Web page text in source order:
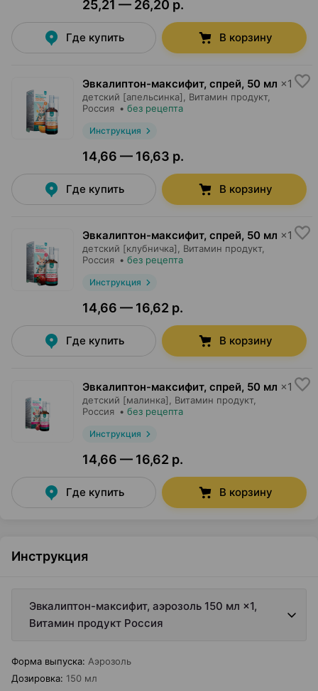
25,21 — 26,20 р.
Где купить В корзину
Эвкалиптон-максифит, спрей, 50 мл ×1
детский [апельсинка], Витамин продукт,
Россия • без рецепта
Инструкция
14,66 — 16,63 р.
Где купить В корзину
Эвкалиптон-максифит, спрей, 50 мл ×1
детский [клубничка], Витамин продукт,
Россия • без рецепта
Инструкция
14,66 — 16,62 р.
Где купить В корзину
Эвкалиптон-максифит, спрей, 50 мл ×1
детский [малинка], Витамин продукт,
Россия • без рецепта
Инструкция
14,66 — 16,62 р.
Где купить В корзину
Инструкция
Эвкалиптон-максифит, аэрозоль 150 мл ×1,
Витамин продукт Россия
Форма выпуска: Аэрозоль
Дозировка: 150 мл